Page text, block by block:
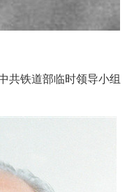
共铁道部临时领导小组